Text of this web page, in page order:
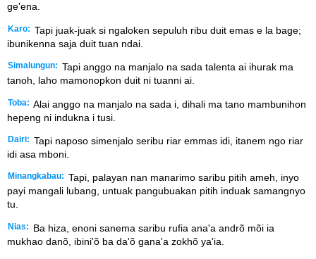
ge'ena.
Karo: Tapi juak-juak si ngaloken sepuluh ribu duit emas e la bage;
ibunikenna saja duit tuan ndai.
Simalungun: Tapi anggo na manjalo na sada talenta ai ihurak ma
tanoh, laho mamonopkon duit ni tuanni ai.
Toba: Alai anggo na manjalo na sada i, dihali ma tano mambunihon
hepeng ni indukna i tusi.
Dairi: Tapi naposo simenjalo seribu riar emmas idi, itanem ngo riar
idi asa mboni.
Minangkabau: Tapi, palayan nan manarimo saribu pitih ameh, inyo
payi mangali lubang, untuak pangubuakan pitih induak samangnyo
tu.
Nias:
Ba hiza, enoni sanema saribu rufia ana'a andrõ mõi ia
mukhao danõ, ibini'õ ba da'õ gana'a zokhõ ya'ia.